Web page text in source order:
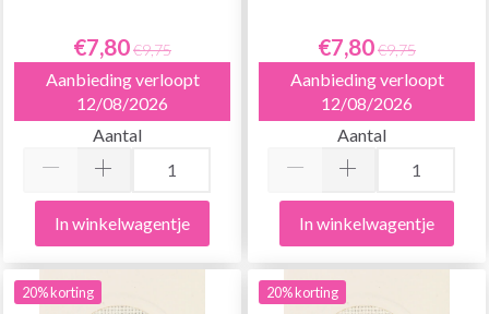
€7,80€9,75
Aanbieding verloopt
12/08/2026
Aantal
In winkelwagentje
€7,80€9,75
Aanbieding verloopt
12/08/2026
Aantal
In winkelwagentje
20% korting 20% korting